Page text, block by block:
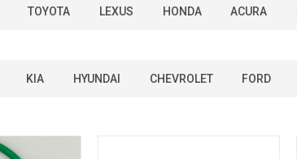
TOYOTA LEXUS HONDA ACURA
KIA HYUNDAI CHEVROLET FORD